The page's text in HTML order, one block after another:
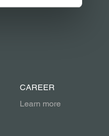
CAREER
Learn more